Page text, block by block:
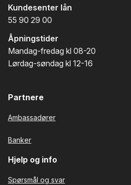
Kundesenter lån
55 90 29 00
Åpningstider
Mandag-fredag kl 08-20
Lørdag-søndag kl 12-16
Partnere
Ambassadører
Banker
Hjelp og info
Spørsmål og svar